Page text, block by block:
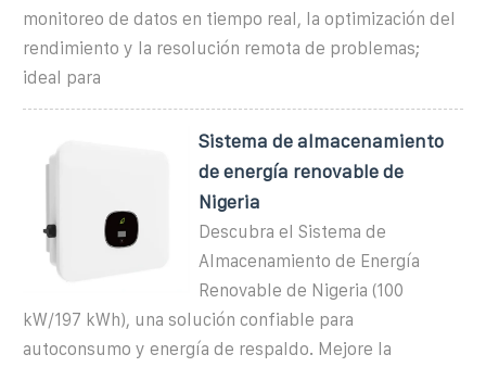
monitoreo de datos en tiempo real, la optimización del
rendimiento y la resolución remota de problemas;
ideal para
Sistema de almacenamiento
de energía renovable de
Nigeria
Descubra el Sistema de
Almacenamiento de Energía
Renovable de Nigeria (100
kW/197 kWh), una solución confiable para
autoconsumo y energía de respaldo. Mejore la